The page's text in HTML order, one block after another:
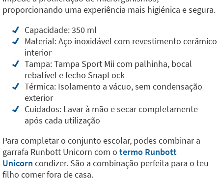
proporcionando uma experiência mais higiénica e segura.
Capacidade: 350 ml
Material: Aço inoxidável com revestimento cerâmico
interior
Tampa: Tampa Sport Mii com palhinha, bocal
rebatível e fecho SnapLock
Térmica: Isolamento a vácuo, sem condensação
exterior
Cuidados: Lavar à mão e secar completamente
após cada utilização
Para completar o conjunto escolar, podes combinar a
garrafa Runbott Unicorn com o termo Runbott
Unicorn condizer. São a combinação perfeita para o teu
filho comer fora de casa.